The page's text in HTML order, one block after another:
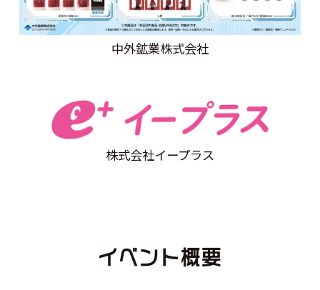
中外鉱業株式会社
株式会社イープラス
イベント概要